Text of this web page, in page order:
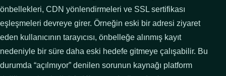
önbellekleri, CDN yönlendirmeleri ve SSL sertifikası
eşleşmeleri devreye girer. Örneğin eski bir adresi ziyaret
eden kullanıcının tarayıcısı, önbelleğe alınmış kayıt
nedeniyle bir süre daha eski hedefe gitmeye çalışabilir. Bu
durumda “açılmıyor” denilen sorunun kaynağı platform